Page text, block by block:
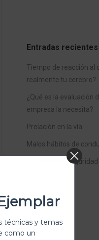
Entradas recientes
Tiempo de reacción al
realmente tu cerebro?
¿Qué es la evaluación
empresa la necesita?
Prelación en la vía
Malos hábitos de
Distancia de Seguridad
técnicas y temas
como un